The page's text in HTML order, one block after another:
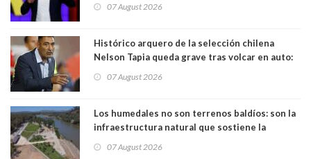
forma de quitar dignidad"
07 August 2026
Histórico arquero de la selección chilena
Nelson Tapia queda grave tras volcar en auto:
07 August 2026
Los humedales no son terrenos baldíos: son la
infraestructura natural que sostiene la
07 August 2026